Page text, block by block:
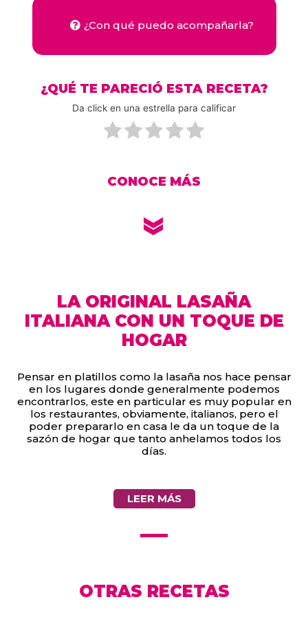
¿Con qué puedo acompañarla?
¿QUÉ TE PARECIÓ ESTA RECETA?
Da click en una estrella para calificar
CONOCE MÁS
LA ORIGINAL LASAÑA
ITALIANA CON UN TOQUE DE
HOGAR
Pensar en platillos como la lasaña nos hace pensar
en los lugares donde generalmente podemos
encontrarlos, este en particular es muy popular en
los restaurantes, obviamente, italianos, pero el
poder prepararlo en casa le da un toque de la
sazón de hogar que tanto anhelamos todos los
días.
LEER MÁS
OTRAS RECETAS